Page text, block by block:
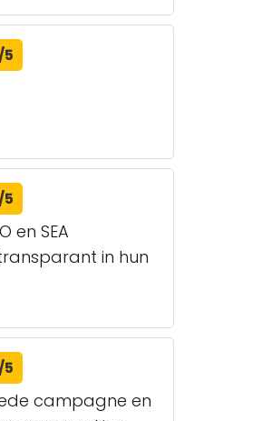
5
5
en SEA
in hun
5
campagne en